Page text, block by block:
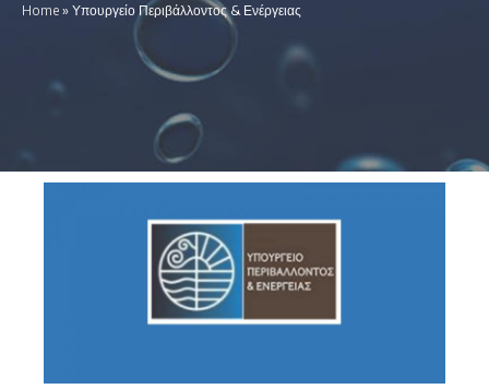
Home » Υπουργείο Περιβάλλοντος & Ενέργειας